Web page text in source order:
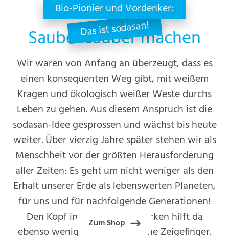
Bio-Pionier und Vordenker:
Das ist sodasan!
Zum Shop
DAS NEUE REINHEITSGEBOT
Sauber sauber machen
Wir waren von Anfang an überzeugt, dass es
einen konsequenten Weg gibt, mit weißem
Kragen und ökologisch weißer Weste durchs
Leben zu gehen. Aus diesem Anspruch ist die
sodasan-Idee gesprossen und wächst bis heute
weiter. Über vierzig Jahre später stehen wir als
Menschheit vor der größten Herausforderung
aller Zeiten: Es geht um nicht weniger als den
Erhalt unserer Erde als lebenswerten Planeten,
für uns und für nachfolgende Generationen!
Den Kopf in den Sand zu stecken hilft da
ebenso wenig wie der erhobene Zeigefinger.